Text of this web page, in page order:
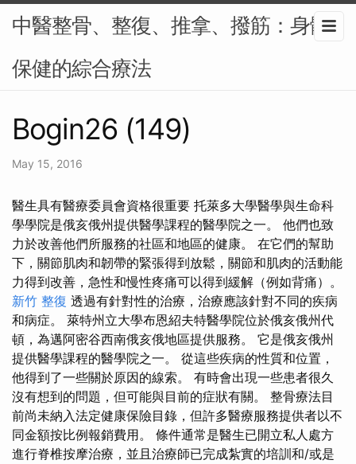
中醫整骨、整復、推拿、撥筋：身體
保健的綜合療法
Bogin26 (149)
May 15, 2016
醫生具有醫療委員會資格很重要 托萊多大學醫學與生命科​​
學學院是俄亥俄州提供醫學課程的醫學院之一。 他們也致
力於改善他們所服務的社區和地區的健康。 在它們的幫助
下，關節肌肉和韌帶的緊張得到放鬆，關節和肌肉的活動能
力得到改善，急性和慢性疼痛可以得到緩解（例如背痛）。
新竹 整復 透過有針對性的治療，治療應該針對不同的疾病
和病症。 萊特州立大學布恩紹夫特醫學院位於俄亥俄州代
頓，為邁阿密谷西南俄亥俄地區提供服務。 它是俄亥俄州
提供醫學課程的醫學院之一。 從這些疾病的性質和位置，
他得到了一些關於原因的線索。 有時會出現一些患者很久
沒有想到的問題，但可能與目前的症狀有關。 整骨療法目
前尚未納入法定健康保險目錄，但許多醫療服務提供者以不
同金額按比例報銷費用。 條件通常是醫生已開立私人處方
進行脊椎按摩治療，並且治療師已完成紮實的培訓和/或是